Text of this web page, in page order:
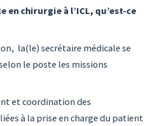
en chirurgie à l’ICL, qu’est-ce
la(le) secrétaire médicale se
le poste les missions
et coordination des
à la prise en charge du patient